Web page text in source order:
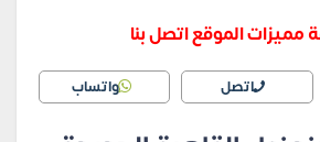
مميزات الموقع اتصل بنا
اتصل واتساب